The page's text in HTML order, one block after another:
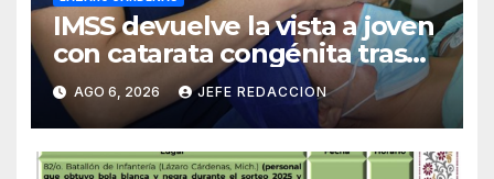
IMSS devuelve la vista a joven
con catarata congénita tras
23 años de limitación visual
AGO 6, 2026 JEFE REDACCION